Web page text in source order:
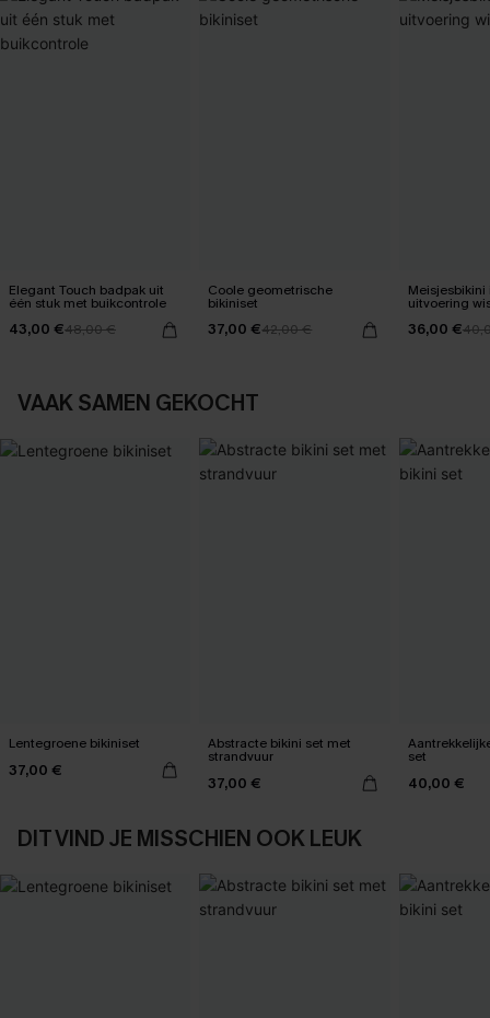
Elegant Touch badpak uit
één stuk met buikcontrole
43,00 €48,00 €
Coole geometrische
bikiniset
37,00 €42,00 € 36,00 €
VAAK SAMEN GEKOCHT
Lentegroene bikiniset
37,00 €
Abstracte bikini set met
strandvuur
37,00 €
set
40,00 €
DIT VIND JE MISSCHIEN OOK LEUK